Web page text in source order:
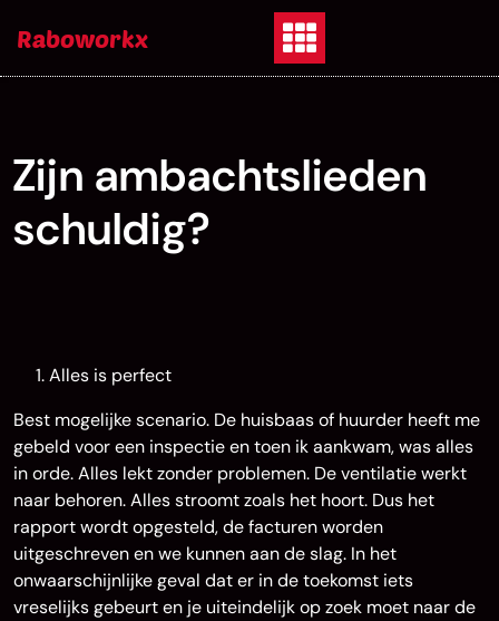
Raboworkx
Zijn ambachtslieden
schuldig?
Alles is perfect
Best mogelijke scenario. De huisbaas of huurder heeft me
gebeld voor een inspectie en toen ik aankwam, was alles
in orde. Alles lekt zonder problemen. De ventilatie werkt
naar behoren. Alles stroomt zoals het hoort. Dus het
rapport wordt opgesteld, de facturen worden
uitgeschreven en we kunnen aan de slag. In het
onwaarschijnlijke geval dat er in de toekomst iets
vreselijks gebeurt en je uiteindelijk op zoek moet naar de